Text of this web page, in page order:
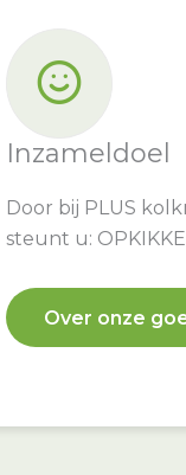
Inzameldoel
Door bij PLUS
steunt u:
Over onze